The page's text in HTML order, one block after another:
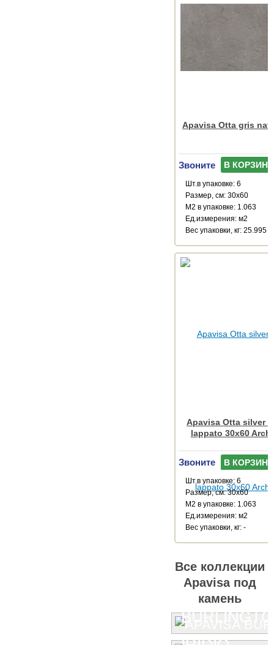
Apavisa Otta gris
Звоните В КОРЗИНУ
Шт.в упаковке: 6
Размер, см: 30x60
М2 в упаковке: 1.063
Ед.измерения: м2
Веc упаковки, кг: 25.995
Apavisa Otta silver
lappato 30x60
Звоните В КОРЗИНУ
Шт.в упаковке: 6
Размер, см: 30x60
М2 в упаковке: 1.063
Ед.измерения: м2
Веc упаковки, кг: -
Все коллекции
Apavisa под
камень